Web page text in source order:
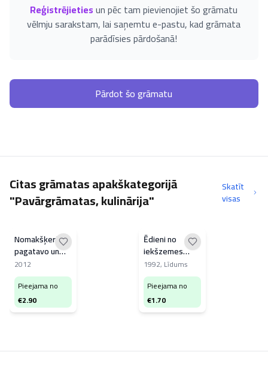
Reģistrējietiesun pēc tam pievienojiet šo grāmatu
vēlmju sarakstam, lai saņemtu e-pastu, kad grāmata
parādīsies pārdošanā!
Pārdot šo grāmatu
Citas grāmatas apakškategorijā
"Pavārgrāmatas, kulinārija"
Skatīt
visas
Nomakšķerē,
pagatavo un
apēd!
2012
Pieejama no
€2.90
Ēdieni no
iekšzemes
produktiem
1992, Līdums
Pieejama no
€1.70